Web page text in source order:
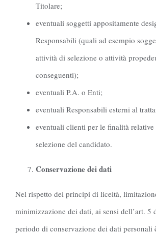
Titolare;
eventuali soggetti appositamente
Responsabili (quali ad esempio
attività di selezione o attività
conseguenti);
eventuali P.A. o Enti;
eventuali Responsabili esterni al
eventuali clienti per le finalità relative
selezione del candidato.
Conservazione dei dati
Nel rispetto dei principi di liceità,
minimizzazione dei dati, ai sensi dell’art. 5
periodo di conservazione dei dati personali